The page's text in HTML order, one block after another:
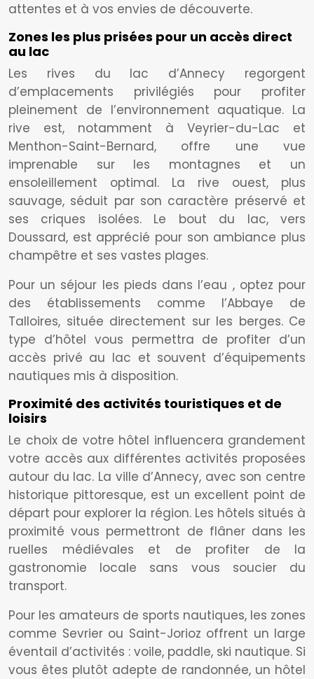
attentes et à vos envies de découverte.
Zones les plus prisées pour un accès direct
au lac
Les rives du lac d’Annecy regorgent
d’emplacements privilégiés pour profiter
pleinement de l’environnement aquatique. La
rive est, notamment à Veyrier-du-Lac et
Menthon-Saint-Bernard, offre une vue
imprenable sur les montagnes et un
ensoleillement optimal. La rive ouest, plus
sauvage, séduit par son caractère préservé et
ses criques isolées. Le bout du lac, vers
Doussard, est apprécié pour son ambiance plus
champêtre et ses vastes plages.
Pour un séjour les pieds dans l’eau , optez pour
des établissements comme l’Abbaye de
Talloires, située directement sur les berges. Ce
type d’hôtel vous permettra de profiter d’un
accès privé au lac et souvent d’équipements
nautiques mis à disposition.
Proximité des activités touristiques et de
loisirs
Le choix de votre hôtel influencera grandement
votre accès aux différentes activités proposées
autour du lac. La ville d’Annecy, avec son centre
historique pittoresque, est un excellent point de
départ pour explorer la région. Les hôtels situés à
proximité vous permettront de flâner dans les
ruelles médiévales et de profiter de la
gastronomie locale sans vous soucier du
transport.
Pour les amateurs de sports nautiques, les zones
comme Sevrier ou Saint-Jorioz offrent un large
éventail d’activités : voile, paddle, ski nautique. Si
vous êtes plutôt adepte de randonnée, un hôtel